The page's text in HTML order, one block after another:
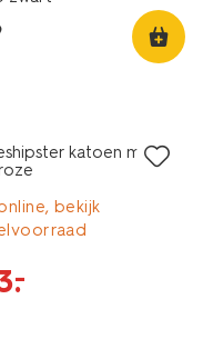
katoen met
bekijk
.
–